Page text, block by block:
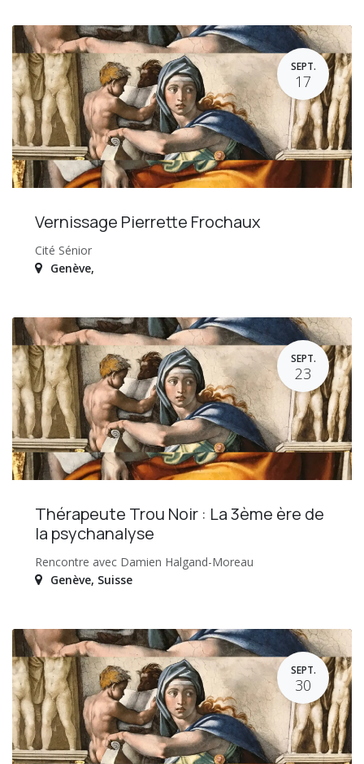
SEPT.
17
Vernissage Pierrette Frochaux
Cité Sénior
Genève,
SEPT.
23
Thérapeute Trou Noir : La 3ème ère de
la psychanalyse
Rencontre avec Damien Halgand-Moreau
Genève, Suisse
SEPT.
30